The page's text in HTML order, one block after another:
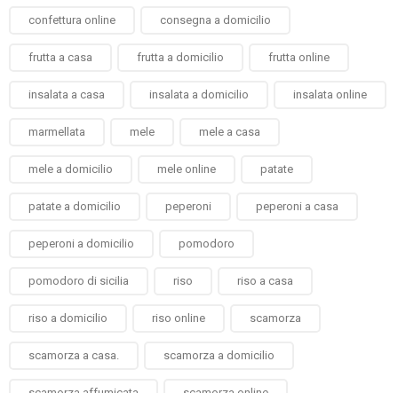
confettura online consegna a domicilio
frutta a casa frutta a domicilio frutta online
insalata a casa insalata a domicilio insalata online
marmellata mele mele a casa
mele a domicilio mele online patate
patate a domicilio peperoni peperoni a casa
peperoni a domicilio pomodoro
pomodoro di sicilia riso riso a casa
riso a domicilio riso online scamorza
scamorza a casa. scamorza a domicilio